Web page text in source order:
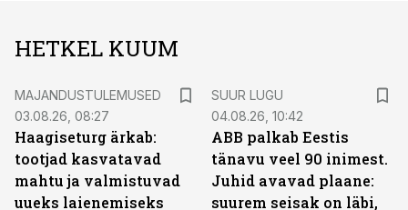
HETKEL KUUM
MAJANDUSTULEMUSED
03.08.26, 08:27
Haagiseturg ärkab:
tootjad kasvatavad
mahtu ja valmistuvad
uueks laienemiseks
SUUR LUGU
04.08.26, 10:42
ABB palkab Eestis
tänavu veel 90 inimest.
Juhid avavad plaane:
suurem seisak on läbi,